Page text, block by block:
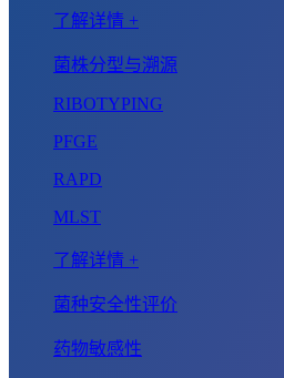
了解详情 +
菌株分型与溯源
RIBOTYPING
PFGE
RAPD
MLST
了解详情 +
菌种安全性评价
药物敏感性